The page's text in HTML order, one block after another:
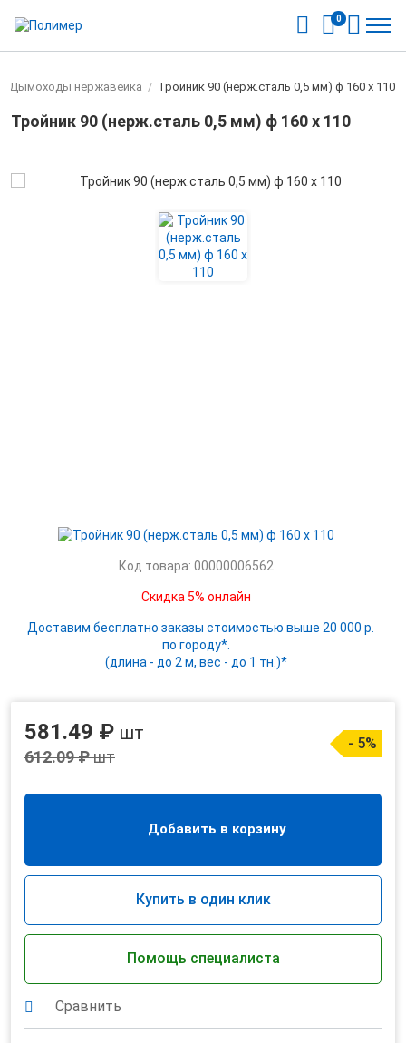
0
Дымоходы нержавейка / Тройник 90 (нерж.сталь 0,5 мм) ф 160 х 110
Тройник 90 (нерж.сталь 0,5 мм) ф 160 х 110
Код товара: 00000006562
Скидка 5% онлайн
Доставим бесплатно заказы стоимостью выше 20 000 р.
по городу*.
(длина - до 2 м, вес - до 1 тн.)*
581.49 ₽ шт
612.09 ₽шт
- 5%
Добавить в корзину
Купить в один клик
Помощь специалиста
Сравнить